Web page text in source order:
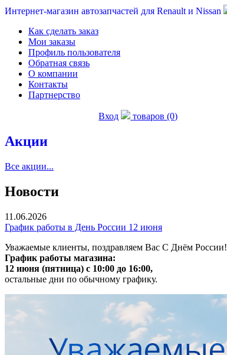
Интернет-магазин автозапчастей для Renault и Nissan
Как сделать заказ
Мои заказы
Профиль пользователя
Обратная связь
О компании
Контакты
Партнерство
Вход товаров (0)
Акции
Все акции...
Новости
11.06.2026
График работы в День России 12 июня
Уважаемые клиенты, поздравляем Вас С Днём России!
График работы магазина:
12 июня (пятница) с 10:00 до 16:00,
остальные дни по обычному графику.